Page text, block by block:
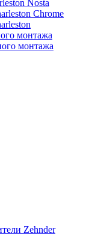
Nosta
Chrome
монтажа
монтажа
Zehnder